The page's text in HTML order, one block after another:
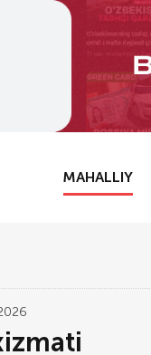
MAHALLIY